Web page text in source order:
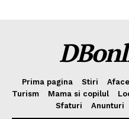
Prima pagina Stiri
Turism
Mama si copilul
Sfaturi
Anunturi